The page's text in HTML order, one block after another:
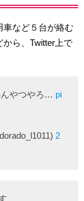
など５台が絡む
ら、Twitter上で
んやつやろ… pi
2